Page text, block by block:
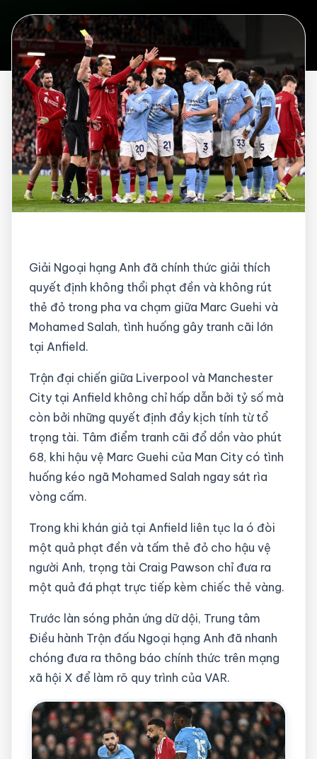
Giải Ngoại hạng Anh đã chính thức giải thích
quyết định không thổi phạt đền và không rút
thẻ đỏ trong pha va chạm giữa Marc Guehi và
Mohamed Salah, tình huống gây tranh cãi lớn
tại Anfield.
Trận đại chiến giữa Liverpool và Manchester
City tại Anfield không chỉ hấp dẫn bởi tỷ số mà
còn bởi những quyết định đầy kịch tính từ tổ
trọng tài. Tâm điểm tranh cãi đổ dồn vào phút
68, khi hậu vệ Marc Guehi của Man City có tình
huống kéo ngã Mohamed Salah ngay sát rìa
vòng cấm.
Trong khi khán giả tại Anfield liên tục la ó đòi
một quả phạt đền và tấm thẻ đỏ cho hậu vệ
người Anh, trọng tài Craig Pawson chỉ đưa ra
một quả đá phạt trực tiếp kèm chiếc thẻ vàng.
Trước làn sóng phản ứng dữ dội, Trung tâm
Điều hành Trận đấu Ngoại hạng Anh đã nhanh
chóng đưa ra thông báo chính thức trên mạng
xã hội X để làm rõ quy trình của VAR.